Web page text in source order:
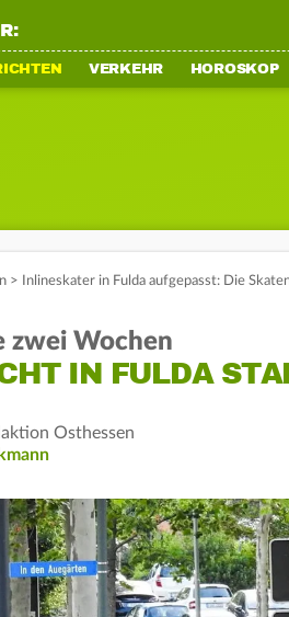
VERKEHR HOROSKOP
>
Inlineskater in Fulda aufgepasst: Die
zwei Wochen
IN FULDA
Osthessen